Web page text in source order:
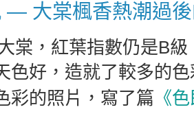
— 大棠楓香熱潮過
棠，紅葉指數仍是B
色好，造就了較多的
彩的照片，寫了篇 《